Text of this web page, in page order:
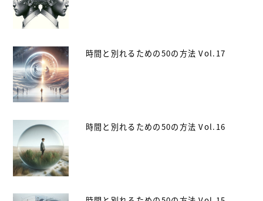
時間と別れるための50の方法 Vol.17
時間と別れるための50の方法 Vol.16